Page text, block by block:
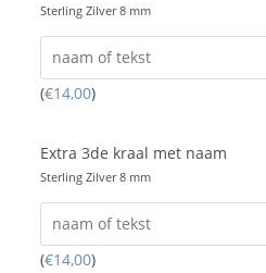
Sterling Zilver 8 mm
(€14,00)
Extra 3de kraal met naam
Sterling Zilver 8 mm
(€14,00)